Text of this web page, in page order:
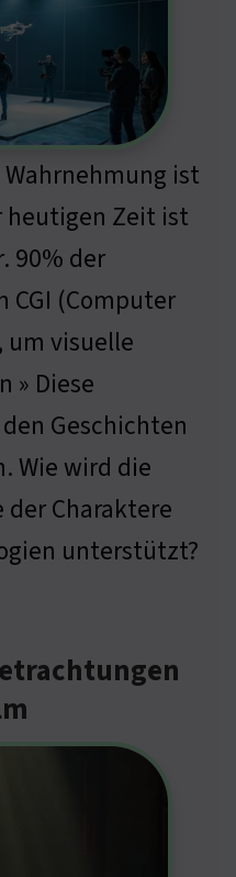
ist
heutigen Zeit ist
90% der
(Computer
um visuelle
» Diese
Geschichten
Wie wird die
der Charaktere
unterstützt?